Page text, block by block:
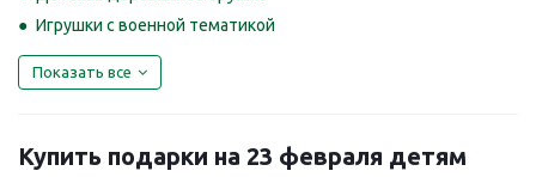
Игрушки с военной тематикой
Показать все
Купить подарки на 23 февраля детям